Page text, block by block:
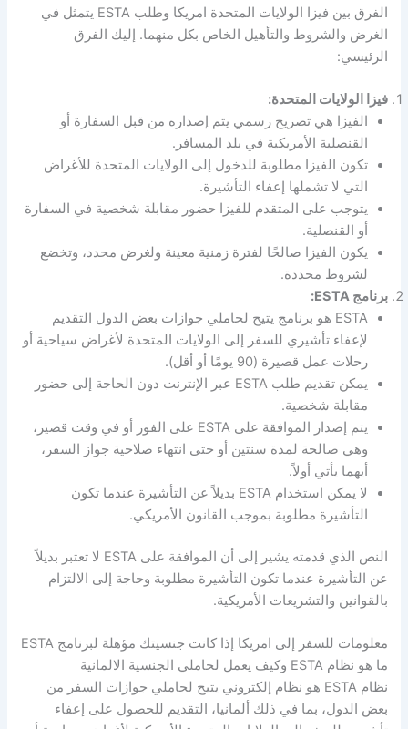
الفرق بين فيزا الولايات المتحدة امريكا وطلب ESTA يتمثل في
الغرض والشروط والتأهيل الخاص بكل منهما. إليك الفرق
الرئيسي:
فيزا الولايات المتحدة:
الفيزا هي تصريح رسمي يتم إصداره من قبل السفارة أو
القنصلية الأمريكية في بلد المسافر.
تكون الفيزا مطلوبة للدخول إلى الولايات المتحدة للأغراض
التي لا تشملها إعفاء التأشيرة.
يتوجب على المتقدم للفيزا حضور مقابلة شخصية في السفارة
أو القنصلية.
يكون الفيزا صالحًا لفترة زمنية معينة ولغرض محدد، وتخضع
لشروط محددة.
برنامج ESTA:
ESTA هو برنامج يتيح لحاملي جوازات بعض الدول التقديم
لإعفاء تأشيري للسفر إلى الولايات المتحدة لأغراض سياحية أو
رحلات عمل قصيرة (90 يومًا أو أقل).
يمكن تقديم طلب ESTA عبر الإنترنت دون الحاجة إلى حضور
مقابلة شخصية.
يتم إصدار الموافقة على ESTA على الفور أو في وقت قصير،
وهي صالحة لمدة سنتين أو حتى انتهاء صلاحية جواز السفر،
أيهما يأتي أولاً.
لا يمكن استخدام ESTA بديلاً عن التأشيرة عندما تكون
التأشيرة مطلوبة بموجب القانون الأمريكي.
النص الذي قدمته يشير إلى أن الموافقة على ESTA لا تعتبر بديلاً
عن التأشيرة عندما تكون التأشيرة مطلوبة وحاجة إلى الالتزام
بالقوانين والتشريعات الأمريكية.
معلومات للسفر إلى امريكا إذا كانت جنسيتك مؤهلة لبرنامج ESTA
ما هو نظام ESTA وكيف يعمل لحاملي الجنسية الالمانية
نظام ESTA هو نظام إلكتروني يتيح لحاملي جوازات السفر من
بعض الدول، بما في ذلك ألمانيا، التقديم للحصول على إعفاء